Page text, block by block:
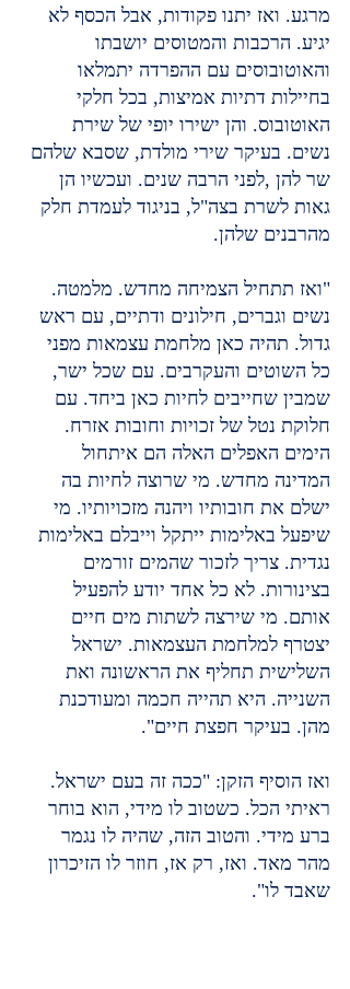
מרגע. ואז יתנו פקודות, אבל הכסף לא
יגיע. הרכבות והמטוסים יושבתו
והאוטובוסים עם ההפרדה יתמלאו
בחיילות דתיות אמיצות, בכל חלקי
האוטובוס. והן ישירו יופי של שירת
נשים. בעיקר שירי מולדת, שסבא שלהם
שר להן ,לפני הרבה שנים. ועכשיו הן
גאות לשרת בצה"ל, בניגוד לעמדת חלק
מהרבנים שלהן.
"ואז תתחיל הצמיחה מחדש. מלמטה.
נשים וגברים, חילונים ודתיים, עם ראש
גדול. תהיה כאן מלחמת עצמאות מפני
כל השוטים והעקרבים. עם שכל ישר,
שמבין שחייבים לחיות כאן ביחד. עם
חלוקת נטל של זכויות וחובות אזרח.
הימים האפלים האלה הם איתחול
המדינה מחדש. מי שרוצה לחיות בה
ישלם את חובותיו ויהנה מזכויותיו. מי
שיפעל באלימות ייתקל וייבלם באלימות
נגדית. צריך לזכור שהמים זורמים
בצינורות. לא כל אחד יודע להפעיל
אותם. מי שירצה לשתות מים חיים
יצטרף למלחמת העצמאות. ישראל
השלישית תחליף את הראשונה ואת
השנייה. היא תהייה חכמה ומעודכנת
מהן. בעיקר חפצת חיים".
ואז הוסיף הזקן: "ככה זה בעם ישראל.
ראיתי הכל. כשטוב לו מידי, הוא בוחר
ברע מידי. והטוב הזה, שהיה לו נגמר
מהר מאד. ואז, רק אז, חוזר לו הזיכרון
שאבד לו".